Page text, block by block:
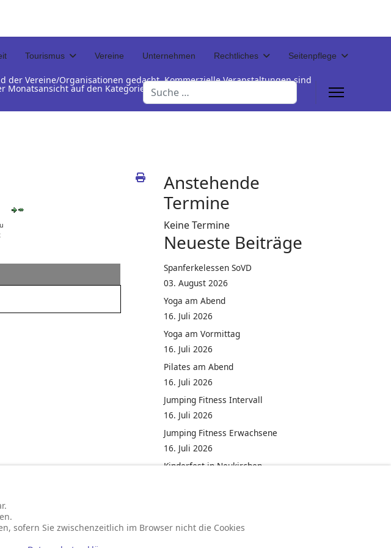
Tourismus Vereine Unternehmen Rechtliches Seitenpflege
Suchen
Vereine/Organisationen gedacht. Kommerzielle Veranstaltungen sind
auf den Kategorienamen unterhalb der Termintabelle
Anstehende
Termine
Keine Termine
Neueste Beiträge
Spanferkelessen SoVD
03. August 2026
Yoga am Abend
16. Juli 2026
Yoga am Vormittag
16. Juli 2026
Pilates am Abend
16. Juli 2026
Jumping Fitness Intervall
16. Juli 2026
Jumping Fitness Erwachsene
16. Juli 2026
Kinderfest in Neukirchen
sofern Sie zwischenzeitlich im Browser nicht die Cookies